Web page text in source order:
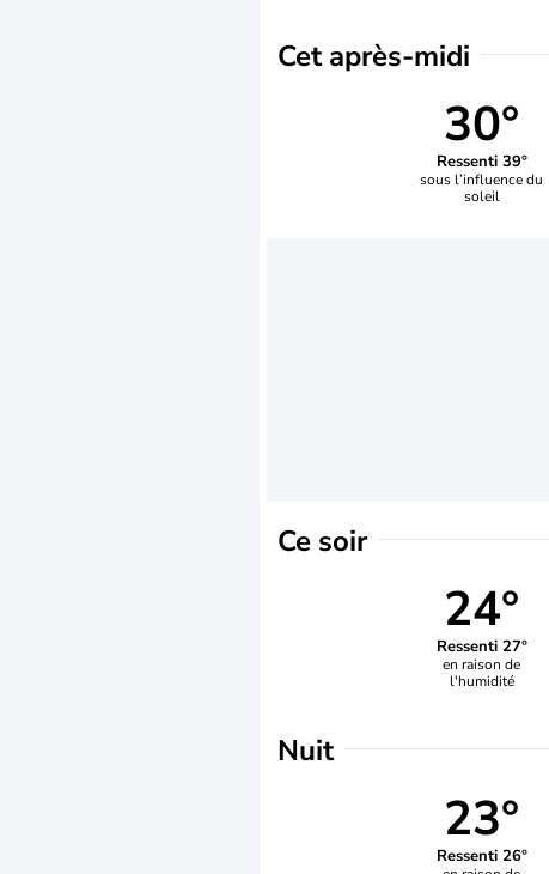
Cet après-midi
30°
Ressenti 39°
sous l’influence du
soleil
Ce soir
24°
Ressenti 27°
en raison de
l'humidité
Nuit
23°
Ressenti 26°